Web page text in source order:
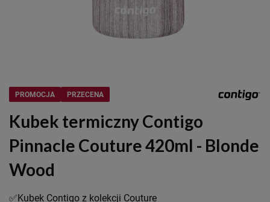
PROMOCJA PRZECENA
Kubek termiczny Contigo
Pinnacle Couture 420ml - Blonde
Wood
✅Kubek Contigo z kolekcji Couture